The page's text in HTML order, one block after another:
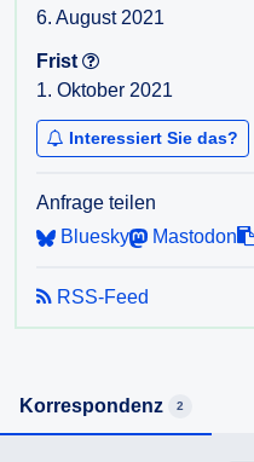
6. August 2021
Frist
1. Oktober 2021
Interessiert Sie das?
Anfrage teilen
Bluesky
Mastodon
RSS-Feed
Korrespondenz 2